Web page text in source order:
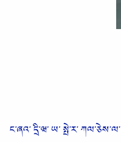
ང༌ཞའ༌ དྲི༌ཝ༌ ཡ༌ སྤེ༌ར༌ ཀལ༌ཅེས༌ལ༌